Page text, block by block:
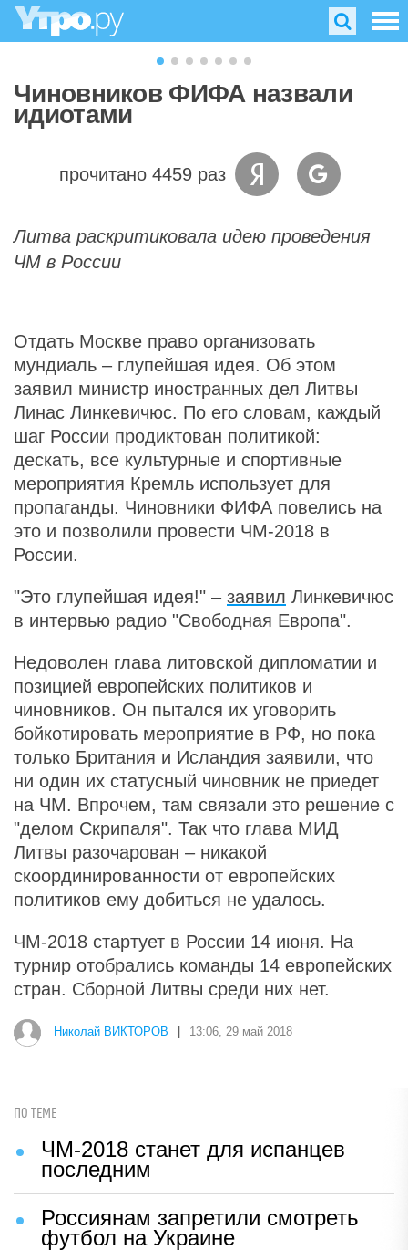
Чиновников ФИФА назвали
идиотами
прочитано 4459 раз
Литва раскритиковала идею проведения
ЧМ в России
Отдать Москве право организовать
мундиаль – глупейшая идея. Об этом
заявил министр иностранных дел Литвы
Линас Линкевичюс. По его словам, каждый
шаг России продиктован политикой:
дескать, все культурные и спортивные
мероприятия Кремль использует для
пропаганды. Чиновники ФИФА повелись на
это и позволили провести ЧМ-2018 в
России.
"Это глупейшая идея!" – заявил Линкевичюс
в интервью радио "Свободная Европа".
Недоволен глава литовской дипломатии и
позицией европейских политиков и
чиновников. Он пытался их уговорить
бойкотировать мероприятие в РФ, но пока
только Британия и Исландия заявили, что
ни один их статусный чиновник не приедет
на ЧМ. Впрочем, там связали это решение с
"делом Скрипаля". Так что глава МИД
Литвы разочарован – никакой
скоординированности от европейских
политиков ему добиться не удалось.
ЧМ-2018 стартует в России 14 июня. На
турнир отобрались команды 14 европейских
стран. Сборной Литвы среди них нет.
Николай ВИКТОРОВ 13:06, 29 май 2018
ПО ТЕМЕ
ЧМ-2018 станет для испанцев
последним
Россиянам запретили смотреть
футбол на Украине